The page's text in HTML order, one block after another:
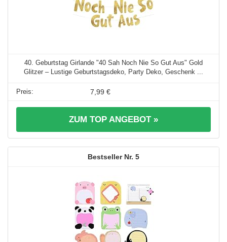
40. Geburtstag Girlande "40 Sah Noch Nie So Gut Aus" Gold
Glitzer – Lustige Geburtstagsdeko, Party Deko, Geschenk ...
7,99 €
ZUM TOP ANGEBOT »
5